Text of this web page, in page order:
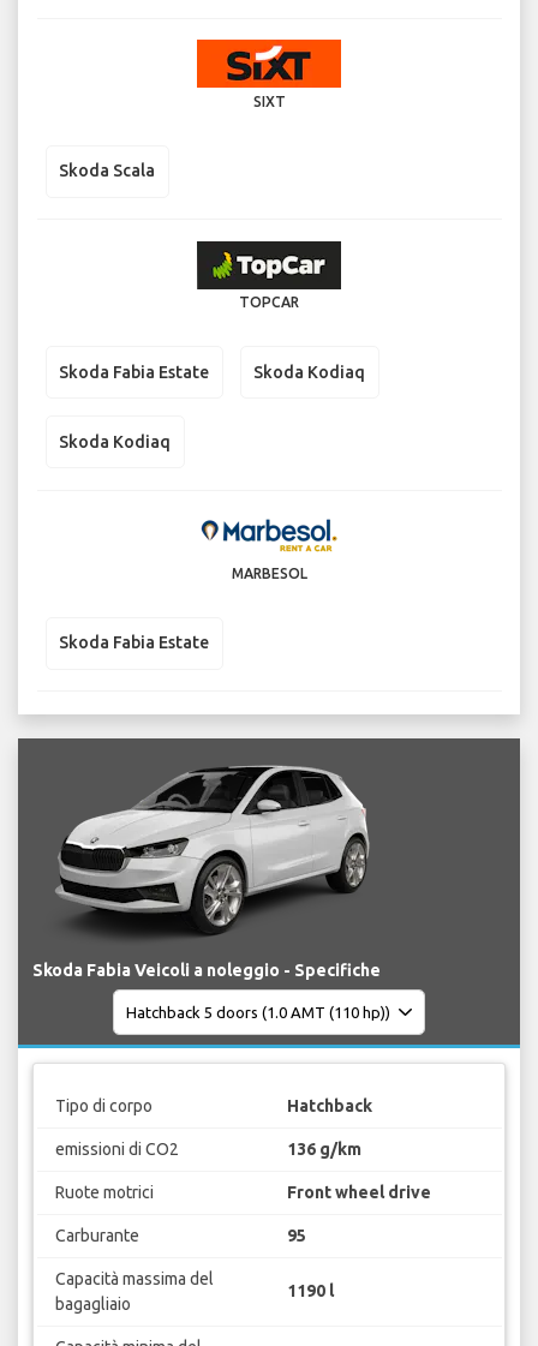
SIXT
Skoda Scala
TOPCAR
Skoda Fabia Estate Skoda Kodiaq
Skoda Kodiaq
MARBESOL
Skoda Fabia Estate
Skoda Fabia Veicoli a noleggio - Specifiche
Tipo di corpo Hatchback
emissioni di CO2 136 g/km
Ruote motrici Front wheel drive
Carburante 95
Capacità massima del
bagagliaio
1190 l